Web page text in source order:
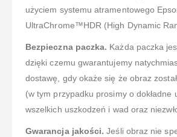
użyciem systemu atramentowego
UltraChrome™HDR (High Dynamic
Bezpieczna paczka. Każda paczka
dzięki czemu gwarantujemy
dostawę, gdy okaże się że obraz
(w tym przypadku prosimy o dokładne
wszelkich uszkodzeń i wad oraz
Gwarancja jakości. Jeśli obraz nie